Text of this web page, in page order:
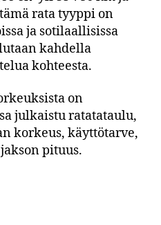
rata tyyppi on
ja sotilaallisissa
kahdella
kohteesta.
on
julkaistu ratatataulu,
korkeus, käyttötarve,
pituus.